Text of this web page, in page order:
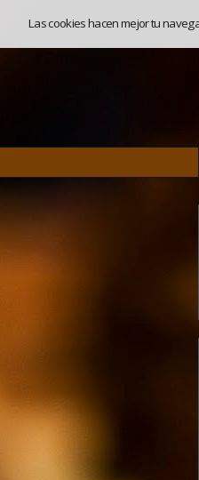
Las cookies hacen mejor tu